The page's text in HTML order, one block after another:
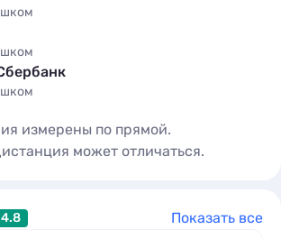
измерены по прямой.
может отличаться.
4.8 Показать все